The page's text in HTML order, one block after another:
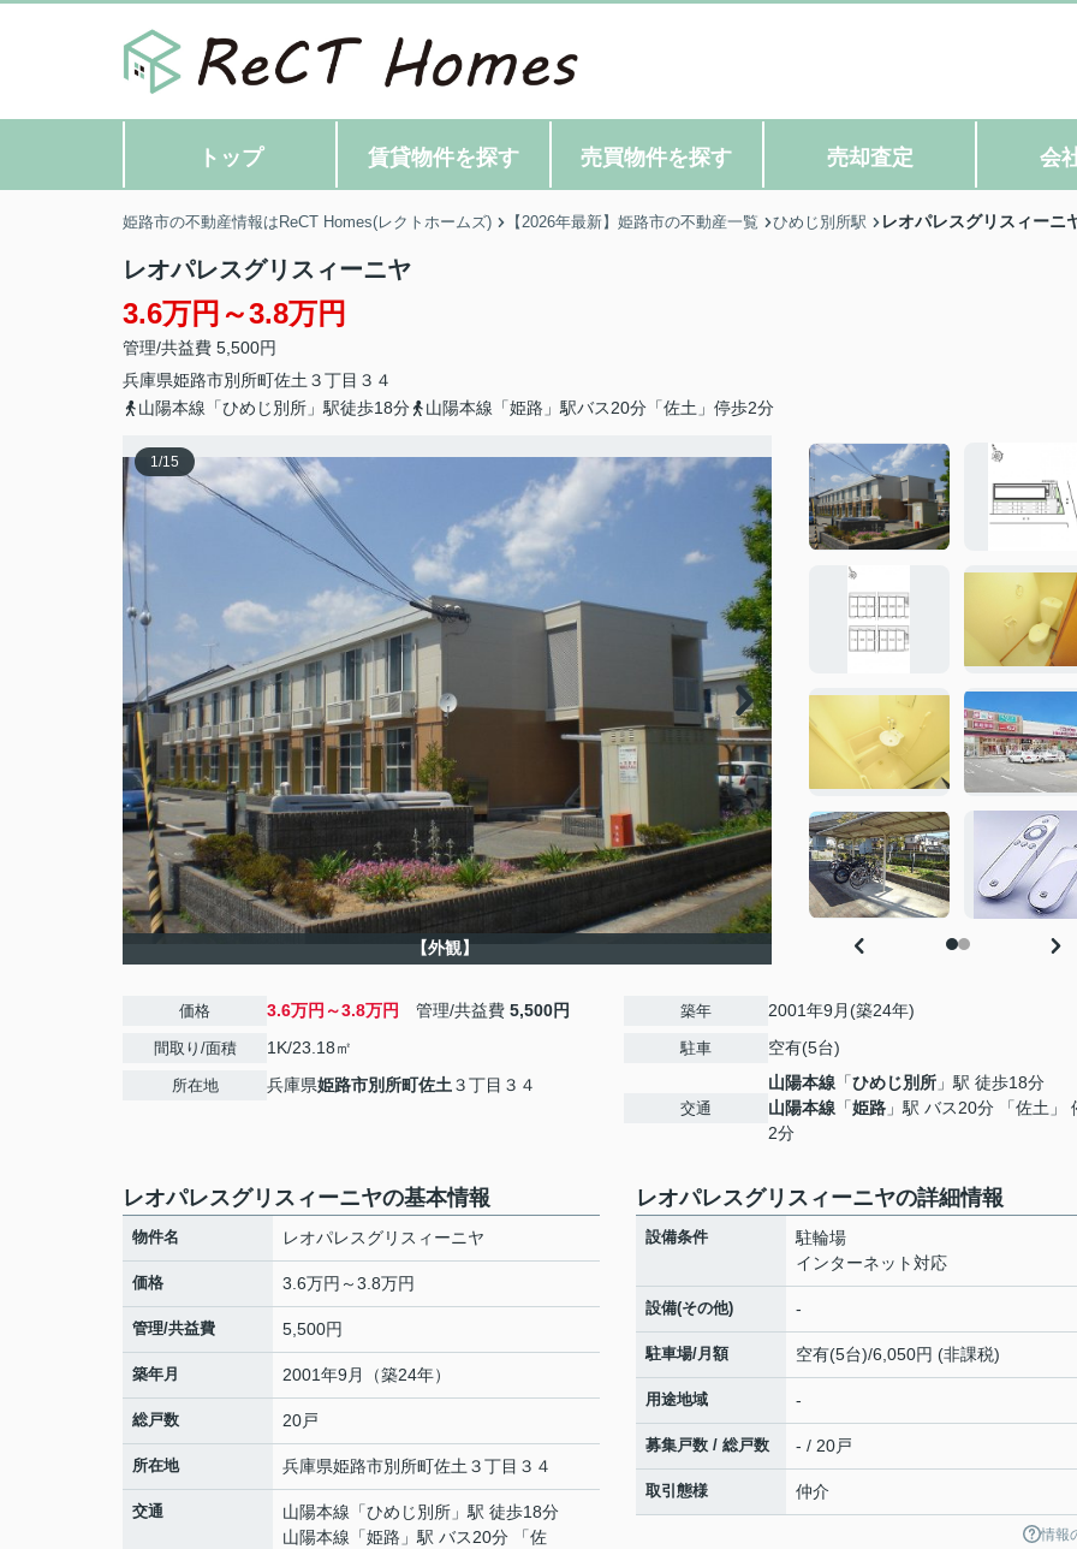
トップ 賃貸物件を探す 売買物件を探す 売却査定 会
姫路市の不動産情報はReCT Homes(レクトホームズ) 【2026年最新】姫路市の不動産一覧 ひめじ別所駅 レオパレスグリスィーニ
レオパレスグリスィーニヤ
3.6万円～3.8万円
管理/共益費 5,500円
兵庫県姫路市別所町佐土 ３丁目３４
山陽本線「ひめじ別所」駅徒歩18分
山陽本線「姫路」駅バス20分「佐土」停歩2分
1/15
【外観】
価格 3.6万円～3.8万円 管理/共益費 5,500円
間取り/面積 1K/23.18㎡
所在地 兵庫県姫路市別所町佐土 ３丁目３４
築年 2001年9月(築24年)
駐車 空有(5台)
交通
山陽本線 「ひめじ別所 」駅 徒歩18分
山陽本線 「姫路 」駅 バス20分 「佐土」
2分
レオパレスグリスィーニヤの基本情報
物件名 レオパレスグリスィーニヤ
価格 3.6万円～3.8万円
管理/共益費 5,500円
築年月 2001年9月（築24年）
総戸数 20戸
所在地 兵庫県姫路市別所町佐土 ３丁目３４
交通 山陽本線 「ひめじ別所 」駅 徒歩18分
山陽本線 「姫路 」駅 バス20分 「佐
レオパレスグリスィーニヤの詳細情報
設備条件
駐輪場
インターネット対応
設備(その他) -
駐車場/月額 空有(5台)/6,050円 (非課税)
用途地域 -
募集戸数 / 総戸数 - / 20戸
取引態様 仲介
情報